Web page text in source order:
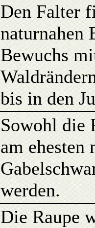
Den Falter
naturnahen
Bewuchs
bis in den
Sowohl die
am ehesten
werden.
Die Raupe